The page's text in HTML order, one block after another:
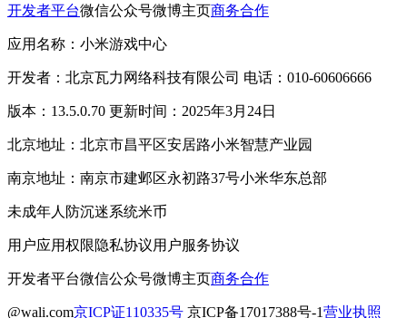
开发者平台微信公众号微博主页商务合作
应用名称：小米游戏中心
开发者：北京瓦力网络科技有限公司 电话：010-60606666
版本：13.5.0.70 更新时间：2025年3月24日
北京地址：北京市昌平区安居路小米智慧产业园
南京地址：南京市建邺区永初路37号小米华东总部
未成年人防沉迷系统米币
用户应用权限隐私协议用户服务协议
开发者平台微信公众号微博主页商务合作
@wali.com京ICP证110335号 京ICP备17017388号-1营业执照